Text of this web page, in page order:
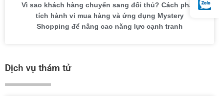
Vì sao khách hàng chuyển sang đối thủ? Cách phân
tích hành vi mua hàng và ứng dụng Mystery
Shopping để nâng cao năng lực cạnh tranh
Dịch vụ thám tử